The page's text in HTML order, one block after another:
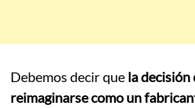
Debemos decir que la decisión
reimaginarse como un